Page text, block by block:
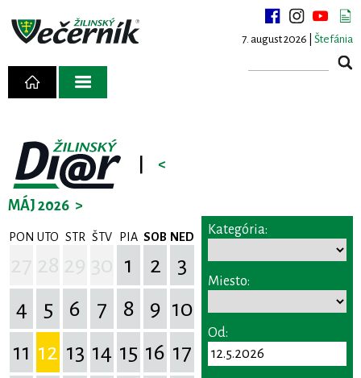
7. august 2026 | Štefánia
<
MÁJ 2026 >
PON UTO STR ŠTV PIA SOB NED
1 2
3
4
5 6 7 8 9 10
11 12 13 14 15 16 17
Kategória:
Miesto:
Od: